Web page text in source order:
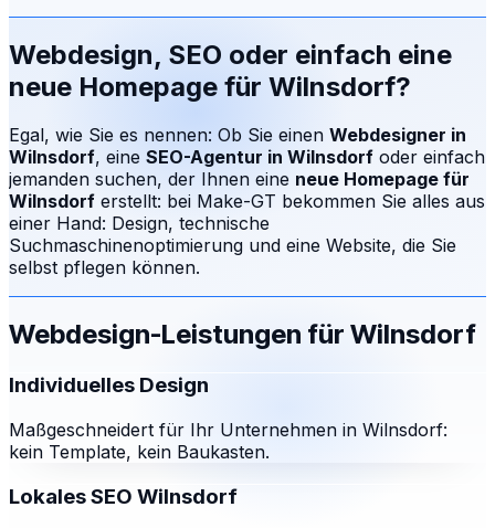
Webdesign, SEO oder einfach eine
neue Homepage für Wilnsdorf?
Egal, wie Sie es nennen: Ob Sie einen Webdesigner in
Wilnsdorf, eine SEO-Agentur in Wilnsdorf oder einfach
jemanden suchen, der Ihnen eine neue Homepage für
Wilnsdorf erstellt: bei Make-GT bekommen Sie alles aus
einer Hand: Design, technische
Suchmaschinenoptimierung und eine Website, die Sie
selbst pflegen können.
Webdesign-Leistungen für Wilnsdorf
Individuelles Design
Maßgeschneidert für Ihr Unternehmen in Wilnsdorf:
kein Template, kein Baukasten.
Lokales SEO Wilnsdorf